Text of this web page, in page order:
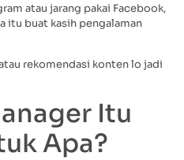
atau jarang pakai Facebook,
itu buat kasih pengalaman
rekomendasi konten lo jadi
Itu
Apa?